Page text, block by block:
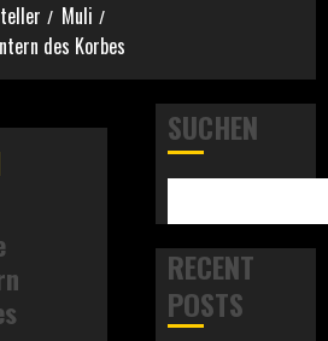
Muli
des Korbes
SUCHEN
RECENT
POSTS